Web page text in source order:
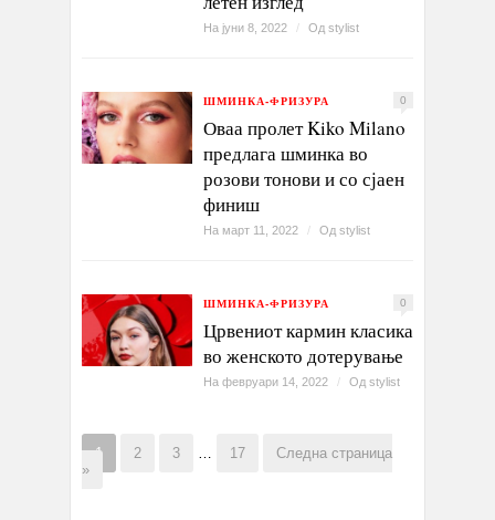
На јуни 8, 2022 / Од stylist
ШМИНКА-ФРИЗУРА 0
Оваа пролет Kiko Milano
предлага шминка во
розови тонови и со сјаен
финиш
На март 11, 2022 / Од stylist
ШМИНКА-ФРИЗУРА 0
Црвениот кармин класика
во женското дотерување
На февруари 14, 2022 / Од stylist
1 2 3 … 17
Следна страница
»